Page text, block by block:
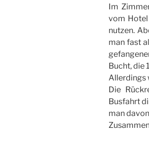
Im
vom
nutzen.
man fast
Bucht, die
Allerdings
Die
Busfahrt
man